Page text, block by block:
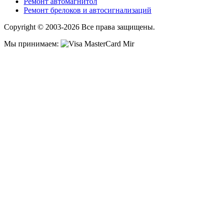
Ремонт брелоков и автосигнализаций
Copyright © 2003-2026 Все права защищены.
Мы принимаем: